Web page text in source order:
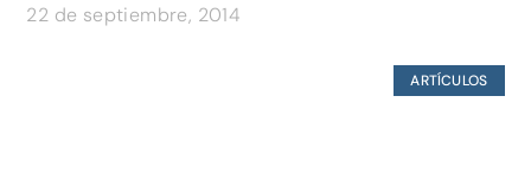
22 de septiembre, 2014
ARTÍCULOS